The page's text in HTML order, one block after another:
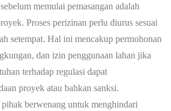
memulai pemasangan adalah
Proses perizinan perlu diurus sesuai
setempat. Hal ini mencakup permohonan
dan izin penggunaan lahan jika
terhadap regulasi dapat
proyek atau bahkan sanksi.
berwenang untuk menghindari